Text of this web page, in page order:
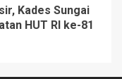
Kades Sungai
HUT RI ke-81